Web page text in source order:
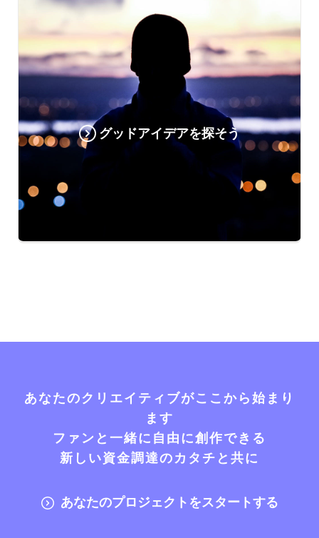
グッドアイデアを探そう
あなたのクリエイティブがここから始まり
ます
ファンと一緒に自由に創作できる
新しい資金調達のカタチと共に
あなたのプロジェクトをスタートする